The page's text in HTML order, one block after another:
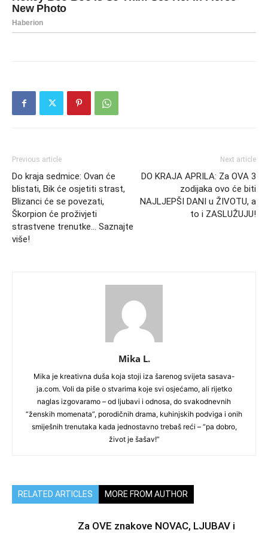
Previous article
Do kraja sedmice: Ovan će
blistati, Bik će osjetiti strast,
Blizanci će se povezati,
Škorpion će proživjeti
strastvene trenutke… Saznajte
više!
Next article
DO KRAJA APRILA: Za OVA 3
zodijaka ovo će biti
NAJLJEPŠI DANI u ŽIVOTU, a
to i ZASLUŽUJU!
Mika L.
Mika je kreativna duša koja stoji iza šarenog svijeta sasava-
ja.com. Voli da piše o stvarima koje svi osjećamo, ali rijetko
naglas izgovaramo – od ljubavi i odnosa, do svakodnevnih
“ženskih momenata”, porodičnih drama, kuhinjskih podviga i onih
smiješnih trenutaka kada jednostavno trebaš reći – “pa dobro,
život je šašav!”
RELATED ARTICLES MORE FROM AUTHOR
Za OVE znakove NOVAC, LJUBAV i